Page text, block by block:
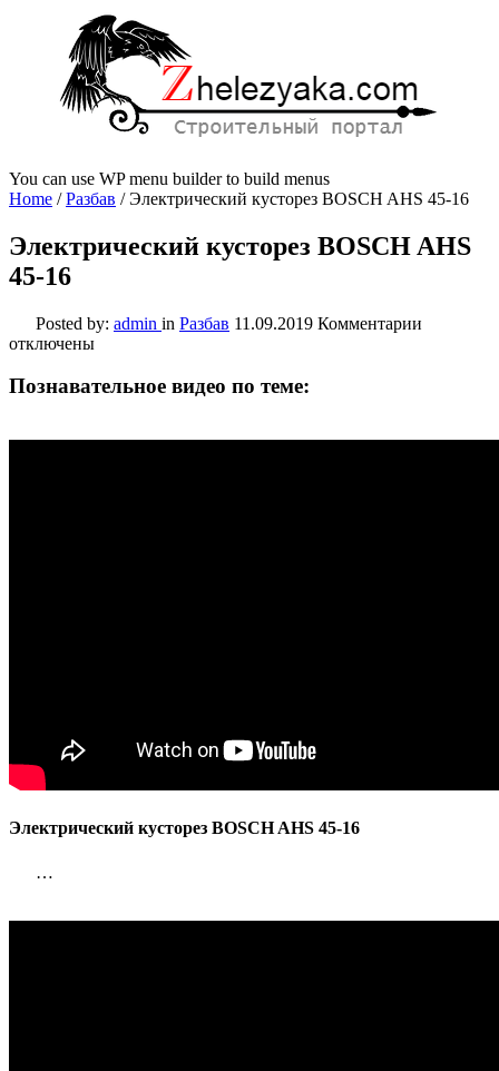
You can use WP menu builder to build menus
Home /Разбав /Электрический кусторез BOSCH AHS 45-16
Электрический кусторез BOSCH AHS
45-16
Posted by: admin in Разбав 11.09.2019 Комментарии
45-
отключены
Познавательное видео по теме:
Электрический кусторез BOSCH AHS 45-16
…